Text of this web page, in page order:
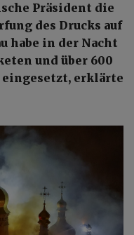
Präsident die
des Drucks auf
habe in der Nacht
und über 600
eingesetzt, erklärte